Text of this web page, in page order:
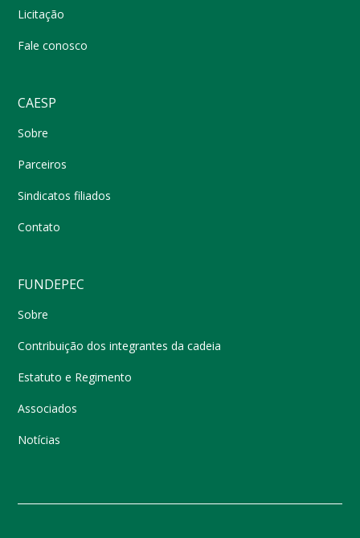
Licitação
Fale conosco
CAESP
Sobre
Parceiros
Sindicatos filiados
Contato
FUNDEPEC
Sobre
Contribuição dos integrantes da cadeia
Estatuto e Regimento
Associados
Notícias